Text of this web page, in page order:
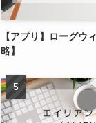
【アプリ】ローグウ
略】